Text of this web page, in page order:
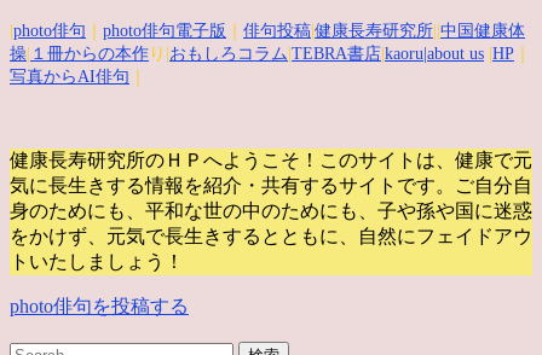
photo俳句 photo俳句電子版 俳句投稿 健康長寿研究所 中国健康体
操 １冊からの本作 り| おもしろコラム TEBRA書店 kaoru |about us HP
写真からAI俳句
健康長寿研究所のＨＰへようこそ！このサイトは、健康で元
気に長生きする情報を紹介・共有するサイトです。
ご自分自
身のためにも、平和な世の中のためにも、子や孫や国に迷惑
をかけず、元気で長生きするとともに、自然にフェイドアウ
トいたしましょう！
photo俳句を投稿する